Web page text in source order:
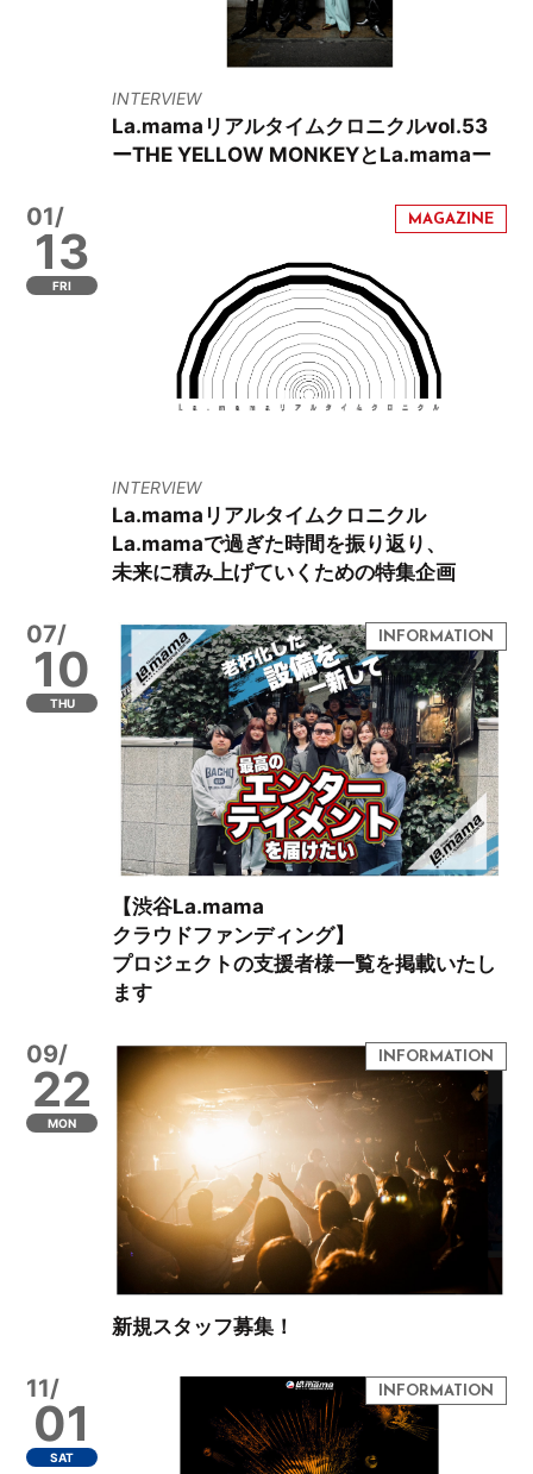
INTERVIEW
La.mamaリアルタイムクロニクルvol.53
ーTHE YELLOW MONKEYとLa.mamaー
01/
13
FRI
INTERVIEW
La.mamaリアルタイムクロニクル
La.mamaで過ぎた時間を振り返り、
未来に積み上げていくための特集企画
07/
10
THU
【渋谷La.mama
クラウドファンディング】
プロジェクトの支援者様一覧を掲載いたし
ます
09/
22
MON
新規スタッフ募集！
11/
01
SAT